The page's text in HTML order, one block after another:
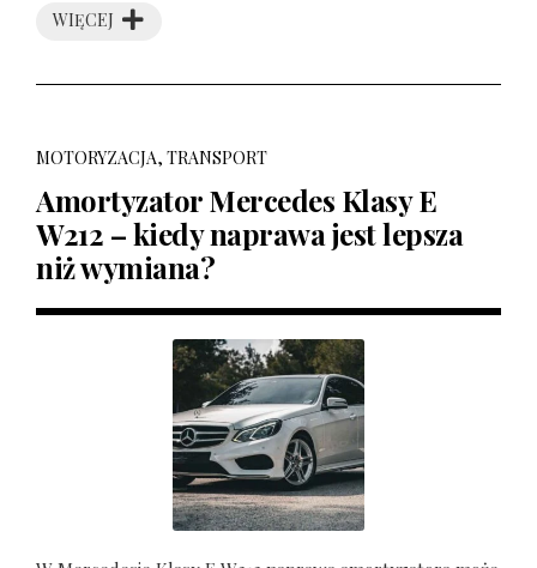
WIĘCEJ
MOTORYZACJA, TRANSPORT
Amortyzator Mercedes Klasy E
W212 – kiedy naprawa jest lepsza
niż wymiana?